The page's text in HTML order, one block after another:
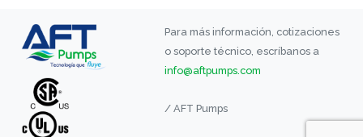
Para más información, cotizaciones
o soporte técnico, escríbanos a
info@aftpumps.com
/ AFT Pumps